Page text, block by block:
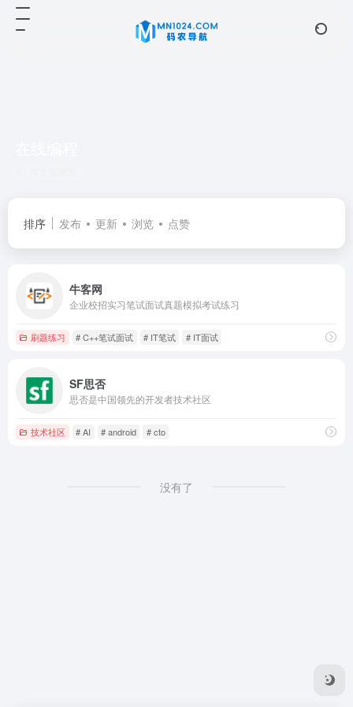
排序 发布 更新 浏览 点赞
牛客网
企业校招实习笔试面试真题模拟考试练习
刷题练习 # C++笔试面试 # IT笔试 # IT面试
SF思否
思否是中国领先的开发者技术社区
技术社区 # AI # android # cto
没有了